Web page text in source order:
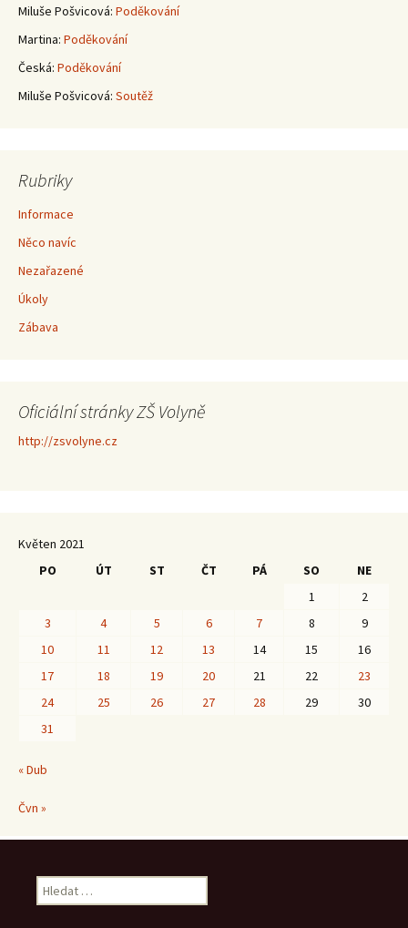
Miluše Pošvicová: Poděkování
Martina: Poděkování
Česká: Poděkování
Miluše Pošvicová: Soutěž
Rubriky
Informace
Něco navíc
Nezařazené
Úkoly
Zábava
Oficiální stránky ZŠ Volyně
http://zsvolyne.cz
Květen 2021
PO
ÚT ST ČT PÁ SO
NE
1
2
3
4 5 6 7 8
9
10
11 12 13 14 15
16
17
18 19 20 21 22
23
24
25 26 27 28 29
30
31
« Dub
Čvn »
Vyhledávání